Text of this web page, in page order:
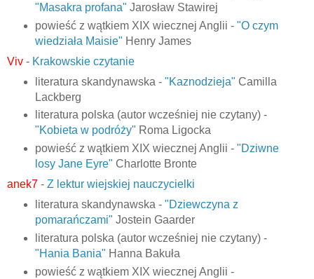
"Masakra profana" Jarosław Stawirej
powieść z wątkiem XIX wiecznej Anglii - "O czym
wiedziała Maisie" Henry James
Viv - Krakowskie czytanie
literatura skandynawska - "Kaznodzieja" Camilla
Lackberg
literatura polska (autor wcześniej nie czytany) -
"Kobieta w podróży" Roma Ligocka
powieść z wątkiem XIX wiecznej Anglii - "Dziwne
losy Jane Eyre" Charlotte Bronte
anek7 - Z lektur wiejskiej nauczycielki
literatura skandynawska - "Dziewczyna z
pomarańczami" Jostein Gaarder
literatura polska (autor wcześniej nie czytany) -
"Hania Bania" Hanna Bakuła
powieść z wątkiem XIX wiecznej Anglii -